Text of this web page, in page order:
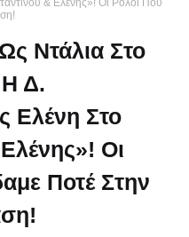
& Ελένης»! Οι Ρόλοι Που
Ντάλια Στο
Η Δ.
Ελένη Στο
Οι
Ποτέ Στην